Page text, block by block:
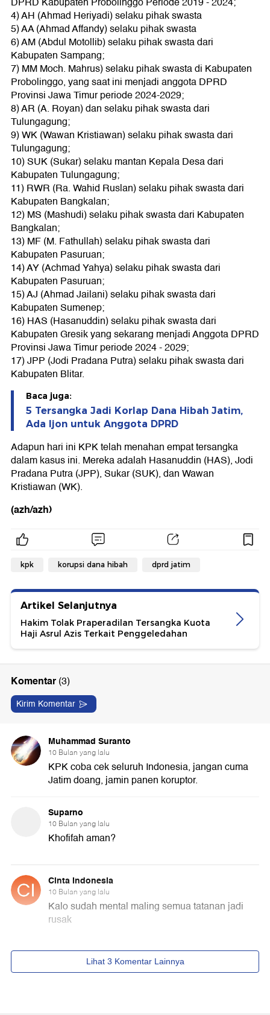
4) AH (Ahmad Heriyadi) selaku pihak swasta
5) AA (Ahmad Affandy) selaku pihak swasta
6) AM (Abdul Motollib) selaku pihak swasta dari
Kabupaten Sampang;
7) MM Moch. Mahrus) selaku pihak swasta di Kabupaten
Probolinggo, yang saat ini menjadi anggota DPRD
Provinsi Jawa Timur periode 2024-2029;
8) AR (A. Royan) dan selaku pihak swasta dari
Tulungagung;
9) WK (Wawan Kristiawan) selaku pihak swasta dari
Tulungagung;
10) SUK (Sukar) selaku mantan Kepala Desa dari
Kabupaten Tulungagung;
11) RWR (Ra. Wahid Ruslan) selaku pihak swasta dari
Kabupaten Bangkalan;
12) MS (Mashudi) selaku pihak swasta dari Kabupaten
Bangkalan;
13) MF (M. Fathullah) selaku pihak swasta dari
Kabupaten Pasuruan;
14) AY (Achmad Yahya) selaku pihak swasta dari
Kabupaten Pasuruan;
15) AJ (Ahmad Jailani) selaku pihak swasta dari
Kabupaten Sumenep;
16) HAS (Hasanuddin) selaku pihak swasta dari
Kabupaten Gresik yang sekarang menjadi Anggota DPRD
Provinsi Jawa Timur periode 2024 - 2029;
17) JPP (Jodi Pradana Putra) selaku pihak swasta dari
Kabupaten Blitar.
Baca juga:
5 Tersangka Jadi Korlap Dana Hibah Jatim,
Ada Ijon untuk Anggota DPRD
Adapun hari ini KPK telah menahan empat tersangka
dalam kasus ini. Mereka adalah Hasanuddin (HAS), Jodi
Pradana Putra (JPP), Sukar (SUK), dan Wawan
Kristiawan (WK).
(azh/azh)
kpk korupsi dana hibah dprd jatim
Artikel Selanjutnya
Hakim Tolak Praperadilan Tersangka Kuota
Haji Asrul Azis Terkait Penggeledahan